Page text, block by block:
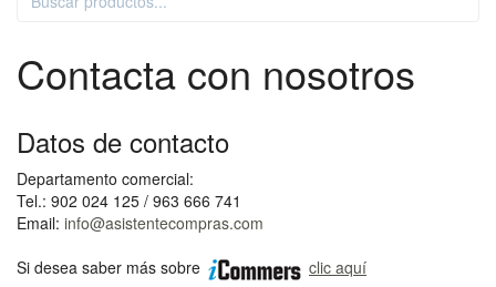
Contacta con nosotros
Datos de contacto
Departamento comercial:
Tel.: 902 024 125 / 963 666 741
Email: info@asistentecompras.com
Si desea saber más sobre
clic aquí